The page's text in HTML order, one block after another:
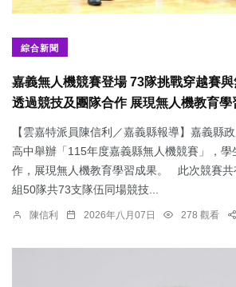
綜合新聞
嘉義無人機競賽登場 73隊挑戰穿越賽
透過競技及團隊合作 展現無人機教育學
【雲嘉特派員陳信利／嘉義縣報導】嘉義縣
高中舉辦「115年度嘉義縣無人機競賽」，學
作，展現無人機教育學習成果。 此次競賽
組50隊共73支隊伍同場競技...
陳信利 2026年八月07日 278 觀看